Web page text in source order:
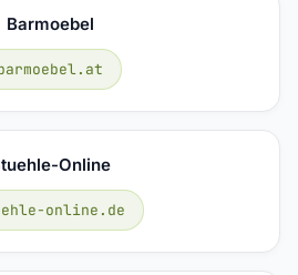
Barmoebel
Online
online.de